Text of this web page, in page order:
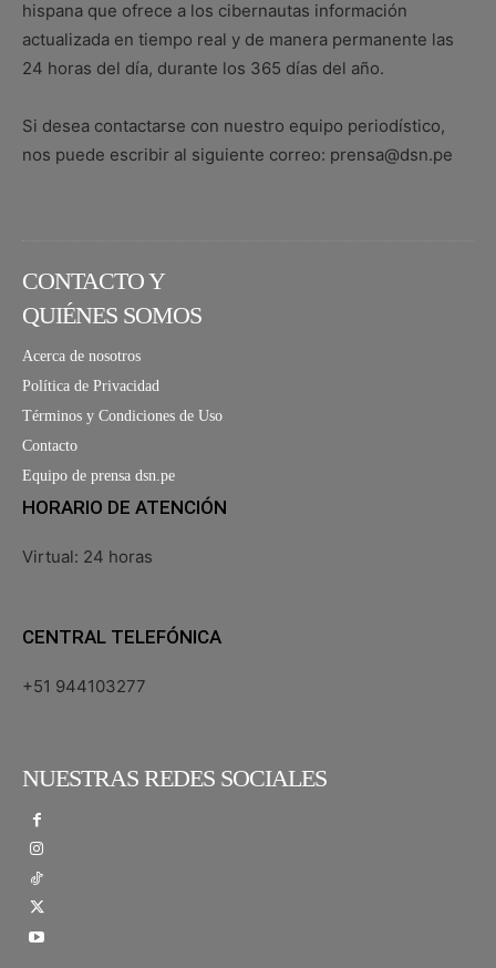
hispana que ofrece a los cibernautas información
actualizada en tiempo real y de manera permanente las
24 horas del día, durante los 365 días del año.
Si desea contactarse con nuestro equipo periodístico,
nos puede escribir al siguiente correo: prensa@dsn.pe
CONTACTO Y
QUIÉNES SOMOS
Acerca de nosotros
Política de Privacidad
Términos y Condiciones de Uso
Contacto
Equipo de prensa dsn.pe
HORARIO DE ATENCIÓN
Virtual: 24 horas
CENTRAL TELEFÓNICA
+51 944103277
NUESTRAS REDES SOCIALES